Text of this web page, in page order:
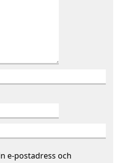
e-postadress och